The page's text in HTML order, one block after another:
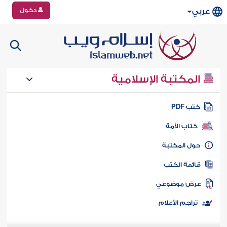
عربي دخول
المكتبة الإسلامية
كتب PDF
كتاب الأمة
المكتبة
الكتب
موضوعي